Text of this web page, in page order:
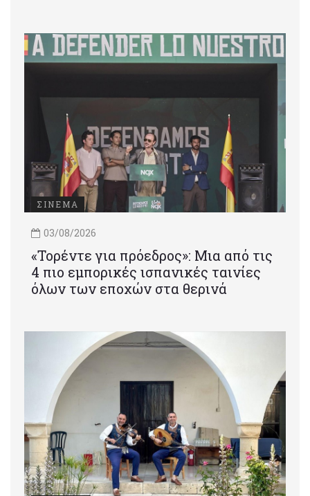
ΣΙΝΕΜΑ
03/08/2026
«Τορέντε για πρόεδρος»: Mια από τις
4 πιο εμπορικές ισπανικές ταινίες
όλων των εποχών στα θερινά